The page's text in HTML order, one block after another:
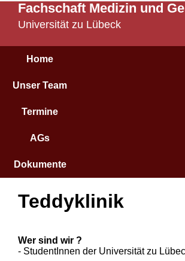
Fachschaft Medizin und
Universität zu Lübeck
Home
Unser Team
Termine
AGs
Dokumente
Teddyklinik
Wer sind wir ?
- StudentInnen der Universität zu